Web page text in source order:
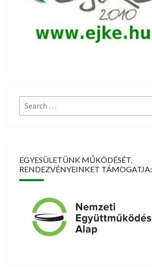
Search
for:
EGYESÜLETÜNK MŰKÖDÉSÉT,
RENDEZVÉNYEINKET TÁMOGATJA: